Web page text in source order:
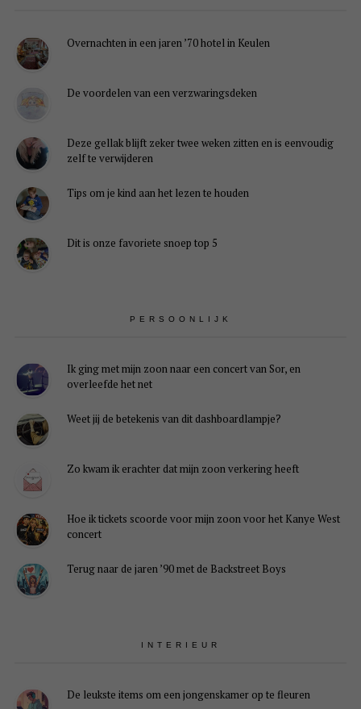
Overnachten in een jaren ’70 hotel in Keulen
De voordelen van een verzwaringsdeken
Deze gellak blijft zeker twee weken zitten en is eenvoudig
zelf te verwijderen
Tips om je kind aan het lezen te houden
Dit is onze favoriete snoep top 5
PERSOONLIJK
Ik ging met mijn zoon naar een concert van Sor, en
overleefde het net
Weet jij de betekenis van dit dashboardlampje?
Zo kwam ik erachter dat mijn zoon verkering heeft
Hoe ik tickets scoorde voor mijn zoon voor het Kanye West
concert
Terug naar de jaren ’90 met de Backstreet Boys
INTERIEUR
De leukste items om een jongenskamer op te fleuren